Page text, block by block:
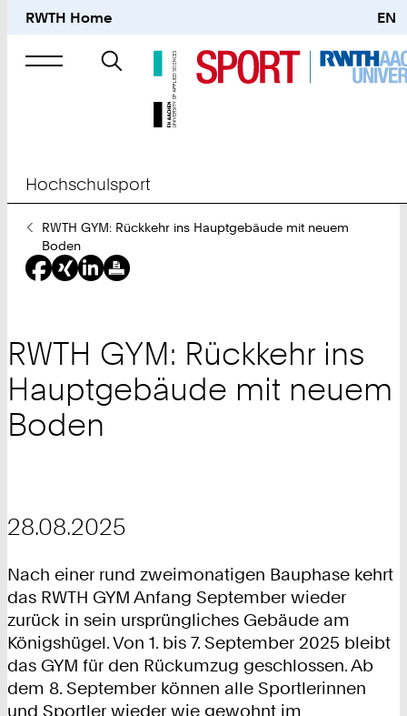
RWTH Home EN
Suche
nach
Hochschulsport
Sie
sind
hier:
RWTH GYM: Rückkehr ins Hauptgebäude mit neuem
Boden
RWTH GYM: Rückkehr ins
Hauptgebäude mit neuem
Boden
28.08.2025
Nach einer rund zweimonatigen Bauphase kehrt
das RWTH GYM Anfang September wieder
zurück in sein ursprüngliches Gebäude am
Königshügel. Von 1. bis 7. September 2025 bleibt
das GYM für den Rückumzug geschlossen. Ab
dem 8. September können alle Sportlerinnen
und Sportler wieder wie gewohnt im